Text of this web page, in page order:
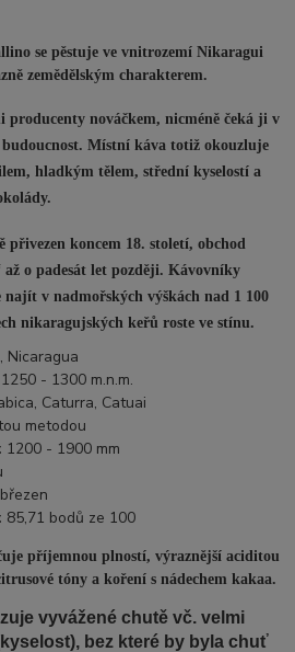
se pěstuje ve vnitrozemí Nikaragui
zemědělským charakterem.
producenty nováčkem, nicméně čeká ji v
Místní káva totiž okouzluje
hladkým tělem, střední kyselostí a
koncem 18. století, obchod
až o padesát let později. Kávovníky
v nadmořských výškách nad 1 100
nikaragujských keřů roste ve stínu.
Nicaragua
1250 - 1300 m.n.m.
Caturra, Catuai
metodou
1200 - 1900 mm
85,71 bodů ze 100
příjemnou plností, výraznější aciditou
tóny a koření s nádechem kakaa.
vyvážené chutě vč. velmi
bez které by byla chuť